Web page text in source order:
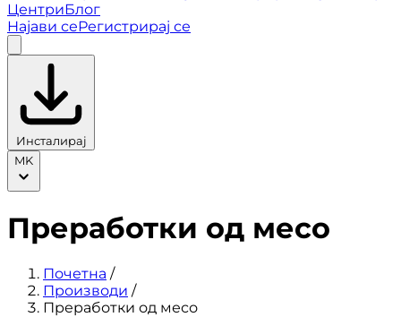
ЦентриБлог
Најави сеРегистрирај се
Инсталирај
MK
Преработки од месо
Почетна /
Производи /
Преработки од месо